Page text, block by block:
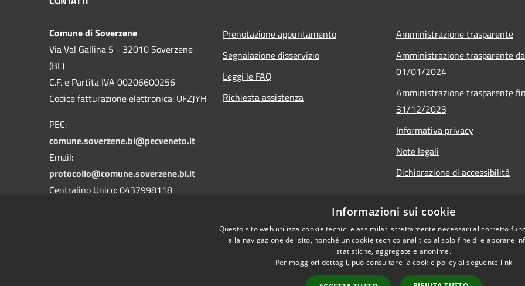
Comune di Soverzene
Via Val Gallina 5 - 32010 Soverzene
(BL)
C.F. e Partita IVA 00206600256
Codice fatturazione elettronica: UFZJYH
PEC:
comune.soverzene.bl@pecveneto.it
Email:
protocollo@comune.soverzene.bl.it
Centralino Unico: 0437998118
Prenotazione appuntamento
Segnalazione disservizio
Leggi le FAQ
Richiesta assistenza
Amministrazione trasparente
Amministrazione trasparente
01/01/2024
Amministrazione trasparente
31/12/2023
Informativa privacy
Note legali
Dichiarazione di accessibilità
Informazioni sui cookie
Questo sito web utilizza cookie tecnici e assimilati strettamente necessari al corretto
alla navigazione del sito, nonché un cookie tecnico analitico al solo fine di elaborare
statistiche, aggregate e anonime.
Per maggiori dettagli, può consultare la cookie policy al seguente link